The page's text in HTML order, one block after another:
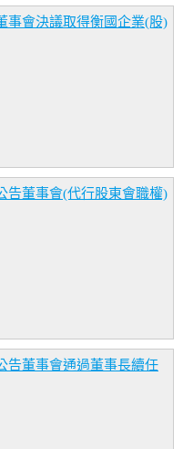
事會決議取得衡國企業(股)
告董事會(代行股東會職權)
告董事會通過董事長續任